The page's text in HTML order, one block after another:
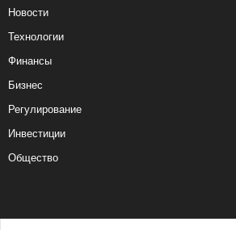
Новости
Технологии
Финансы
Бизнес
Регулирование
Инвестиции
Общество